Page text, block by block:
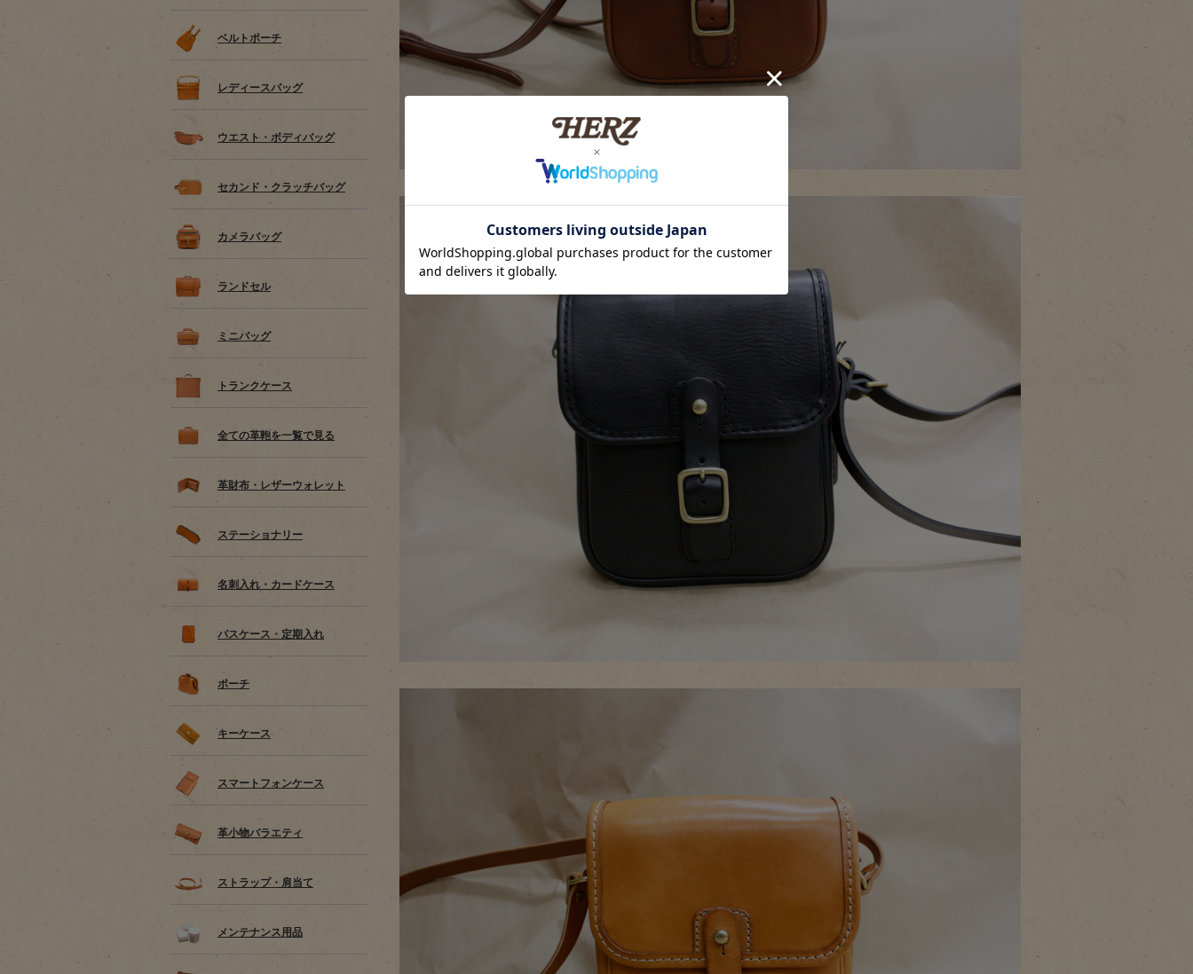
ベルトポーチ
レディースバッグ
ウエスト・ボディバッグ
セカンド・クラッチバッグ
カメラバッグ
ランドセル
ミニバッグ
トランクケース
全ての革鞄を一覧で見る
革財布・レザーウォレット
ステーショナリー
名刺入れ・カードケース
パスケース・定期入れ
ポーチ
キーケース
スマートフォンケース
革小物バラエティ
ストラップ・肩当て
メンテナンス用品